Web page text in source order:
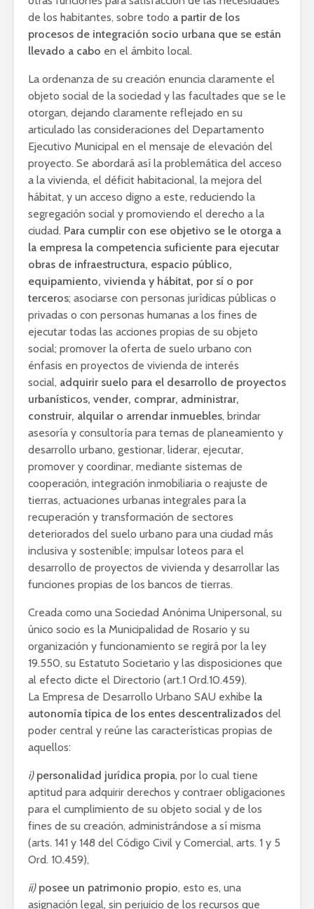
de los habitantes, sobre todo a partir de los
procesos de integración socio urbana que se están
llevado a cabo en el ámbito local.
La ordenanza de su creación enuncia claramente el
objeto social de la sociedad y las facultades que se le
otorgan, dejando claramente reflejado en su
articulado las consideraciones del Departamento
Ejecutivo Municipal en el mensaje de elevación del
proyecto. Se abordará así la problemática del acceso
a la vivienda, el déficit habitacional, la mejora del
hábitat, y un acceso digno a este, reduciendo la
segregación social y promoviendo el derecho a la
ciudad. Para cumplir con ese objetivo se le otorga a
la empresa la competencia suficiente para ejecutar
obras de infraestructura, espacio público,
equipamiento, vivienda y hábitat, por sí o por
terceros; asociarse con personas jurídicas públicas o
privadas o con personas humanas a los fines de
ejecutar todas las acciones propias de su objeto
social; promover la oferta de suelo urbano con
énfasis en proyectos de vivienda de interés
social, adquirir suelo para el desarrollo de proyectos
urbanísticos, vender, comprar, administrar,
construir, alquilar o arrendar inmuebles, brindar
asesoría y consultoría para temas de planeamiento y
desarrollo urbano, gestionar, liderar, ejecutar,
promover y coordinar, mediante sistemas de
cooperación, integración inmobiliaria o reajuste de
tierras, actuaciones urbanas integrales para la
recuperación y transformación de sectores
deteriorados del suelo urbano para una ciudad más
inclusiva y sostenible; impulsar loteos para el
desarrollo de proyectos de vivienda y desarrollar las
funciones propias de los bancos de tierras.
Creada como una Sociedad Anónima Unipersonal, su
único socio es la Municipalidad de Rosario y su
organización y funcionamiento se regirá por la ley
19.550, su Estatuto Societario y las disposiciones que
al efecto dicte el Directorio (art.1 Ord.10.459).
La Empresa de Desarrollo Urbano SAU exhibe la
autonomía típica de los entes descentralizados del
poder central y reúne las características propias de
aquellos:
i) personalidad jurídica propia, por lo cual tiene
aptitud para adquirir derechos y contraer obligaciones
para el cumplimiento de su objeto social y de los
fines de su creación, administrándose a sí misma
(arts. 141 y 148 del Código Civil y Comercial, arts. 1 y 5
Ord. 10.459),
ii) posee un patrimonio propio, esto es, una
asignación legal, sin perjuicio de los recursos que